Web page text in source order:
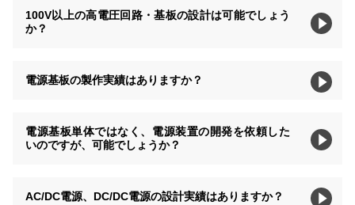
100V以上の高電圧回路・基板の設計は可能でしょう
か？
電源基板の製作実績はありますか？
電源基板単体ではなく、電源装置の開発を依頼した
いのですが、可能でしょうか？
AC/DC電源、DC/DC電源の設計実績はありますか？